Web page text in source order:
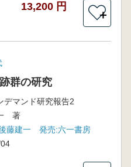
13,200 円
＋
群の研究
デマンド研究報告2
著
藤建一 発売:六一書房